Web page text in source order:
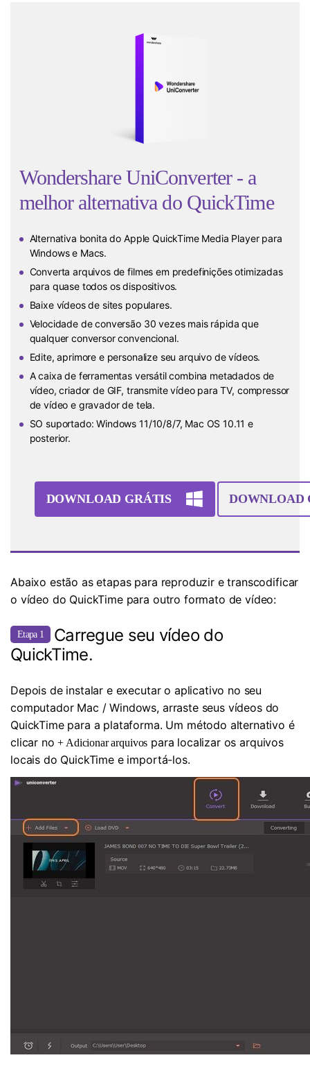
Wondershare UniConverter - a
melhor alternativa do QuickTime
Alternativa bonita do Apple QuickTime Media Player para
Windows e Macs.
Converta arquivos de filmes em predefinições otimizadas
para quase todos os dispositivos.
Baixe vídeos de sites populares.
Velocidade de conversão 30 vezes mais rápida que
qualquer conversor convencional.
Edite, aprimore e personalize seu arquivo de vídeos.
A caixa de ferramentas versátil combina metadados de
vídeo, criador de GIF, transmite vídeo para TV, compressor
de vídeo e gravador de tela.
SO suportado: Windows 11/10/8/7, Mac OS 10.11 e
posterior.
DOWNLOAD GRÁTIS DOWNLOAD
Abaixo estão as etapas para reproduzir e transcodificar
o vídeo do QuickTime para outro formato de vídeo:
Etapa 1
Carregue seu vídeo do
QuickTime.
Depois de instalar e executar o aplicativo no seu
computador Mac / Windows, arraste seus vídeos do
QuickTime para a plataforma. Um método alternativo é
clicar no+ Adicionar arquivos para localizar os arquivos
locais do QuickTime e importá-los.